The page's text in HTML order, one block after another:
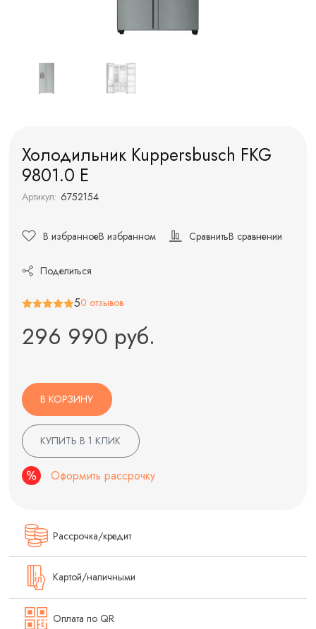
Холодильник Kuppersbusch FKG
9801.0 E
Артикул: 6752154
В избранноеВ избранном СравнитьВ сравнении
Поделиться
50 отзывов
296 990 руб.
В КОРЗИНУ
КУПИТЬ В 1 КЛИК
Оформить рассрочку
Рассрочка/кредит
Картой/наличными
Оплата по QR